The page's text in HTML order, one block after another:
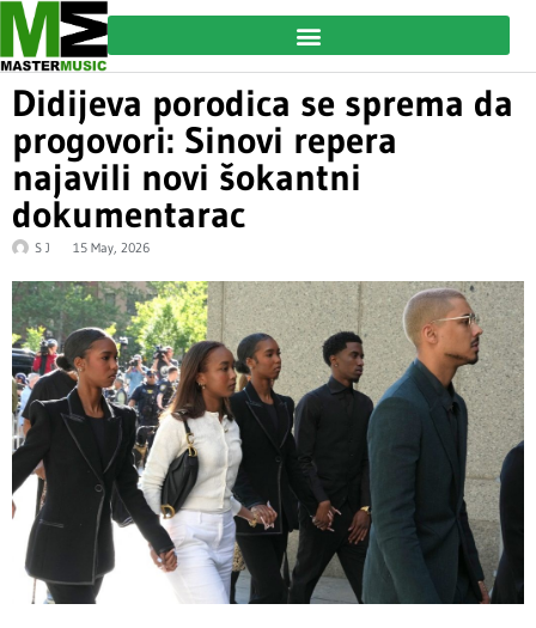
Didijeva porodica se sprema da
progovori: Sinovi repera
najavili novi šokantni
dokumentarac
S J 15 May, 2026